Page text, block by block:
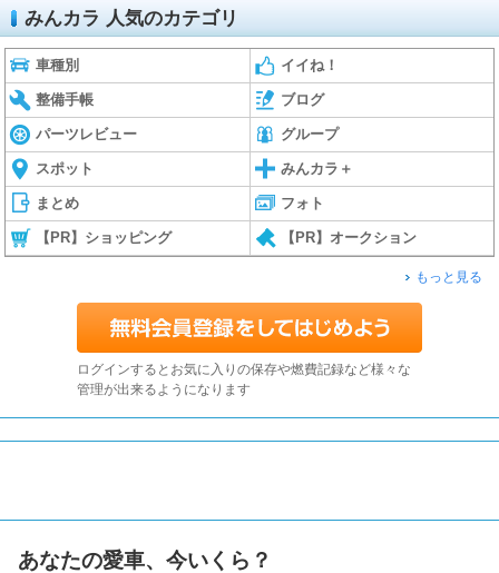
みんカラ 人気のカテゴリ
車種別 イイね！
整備手帳 ブログ
パーツレビュー グループ
スポット みんカラ＋
まとめ フォト
【PR】ショッピング 【PR】オークション
もっと見る
ログインするとお気に入りの保存や燃費記録など様々な
管理が出来るようになります
あなたの愛車、今いくら？